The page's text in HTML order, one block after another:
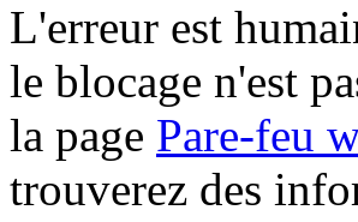
L'erreur est
le blocage n'est
la page Pare-feu
trouverez des